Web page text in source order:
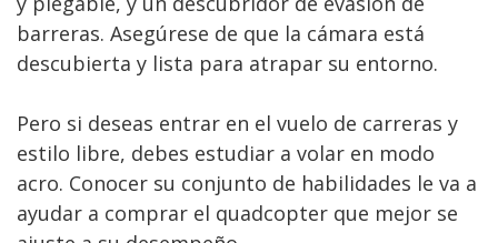
barreras. Asegúrese de que la cámara está
descubierta y lista para atrapar su entorno.
Pero si deseas entrar en el vuelo de carreras y
estilo libre, debes estudiar a volar en modo
acro. Conocer su conjunto de habilidades le va a
ayudar a comprar el quadcopter que mejor se